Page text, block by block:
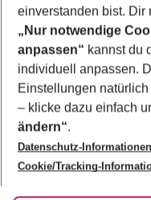
Footer
Footer navigation
Über uns
AGB
Bestpreisgarantie
Cookie-Einstellungen
Cookie-Richtlinie
Agenturbetreuung
Barrierefreies Reisen
Folge uns
einverstanden bist. Dir
„Nur notwendige
anpassen“ kannst du
individuell anpassen.
Einstellungen
– klicke dazu einfach
ändern“.
Datenschutz-Informationen
Cookie/Tracking-